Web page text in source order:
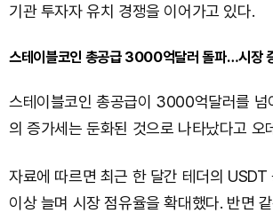
기관 투자자 유치 경쟁을 이어가고 있다.
스테이블코인 총공급 3000억달러 돌파…시장
스테이블코인 총공급이 3000억달러를 넘
의 증가세는 둔화된 것으로 나타났다고 오
자료에 따르면 최근 한 달간 테더의
이상 늘며 시장 점유율을 확대했다. 반면